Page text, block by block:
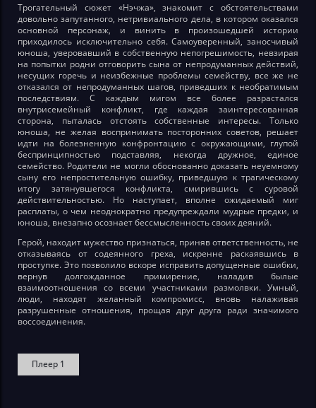
Трогательный сюжет «Нэчжа», знакомит с обстоятельствами
довольно запутанного, нетривиального дела, в котором оказался
основной персонаж, и винить в произошедшей истории
приходилось исключительно себя. Самоуверенный, заносчивый
юноша, уверовавший в собственную непогрешимость, невзирая
на попытки родни отговорить сына от непродуманных действий,
несущих горечь и неизбежные проблемы семейству, все же не
отказался от непродуманных шагов, приведших к необратимым
последствиям. С каждым мигом все более разрастался
внутрисемейный конфликт, где каждая заинтересованная
сторона, пыталась отстоять собственные интересы. Только
юноша, не желая воспринимать посторонних советов, решает
идти на болезненную конфронтацию с окружающими, глупой
беспринципностью подставляя, некогда дружное, единое
семейство. Родители не могли обоснованно доказать неуемному
сыну его непростительную ошибку, приведшую к трагическому
итогу затянувшегося конфликта, смирившись с суровой
действительностью. Но наступает, вполне ожидаемый миг
расплаты, о чем неоднократно предупреждали мудрые предки, и
юноша, внезапно осознает бессмысленность своих деяний.
Герой, находит мужество признаться, приняв ответственность, не
отказываясь от содеянного греха, искренне раскаявшись в
проступке. Это позволило вскоре исправить допущенные ошибки,
вернув долгожданное примирение, наладив былые
взаимоотношения со всеми участниками размолвки. Умный,
люди, находят желанный компромисс, вновь налаживая
разрушенные отношения, прощая друг друга ради значимого
воссоединения.
Плеер 1